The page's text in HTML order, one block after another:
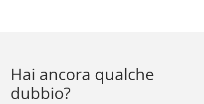
Hai ancora qualche
dubbio?